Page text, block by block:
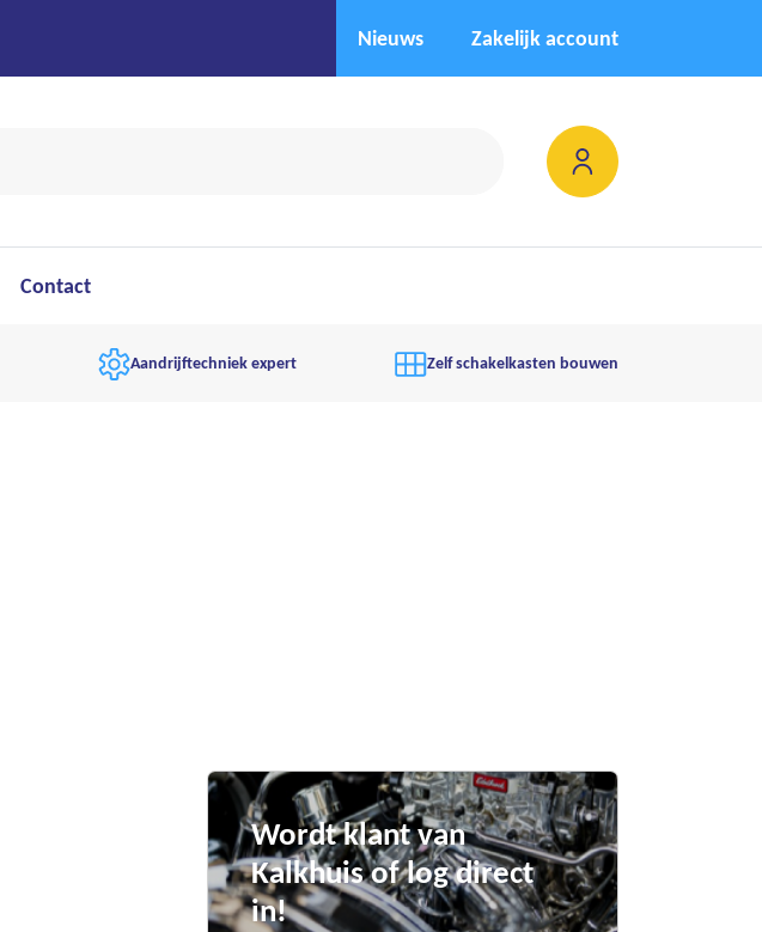
Nieuws Zakelijk account
Contact
Aandrijftechniek expert Zelf schakelkasten bouwen
Wordt klant van
Kalkhuis of log direct
in!